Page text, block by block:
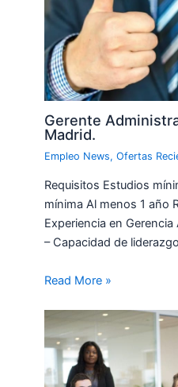
Gerente
Madrid.
Empleo News,Ofertas
Requisitos Estudios
mínima Al menos 1 año
Experiencia en
– Capacidad de
Read More »